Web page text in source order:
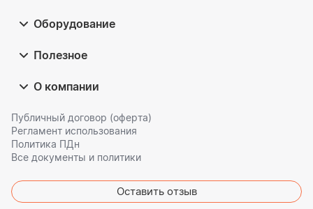
Оборудование
Полезное
О компании
Публичный договор (оферта)
Регламент использования
Политика ПДн
Все документы и политики
Оставить отзыв